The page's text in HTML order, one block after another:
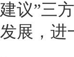
议”三
展，